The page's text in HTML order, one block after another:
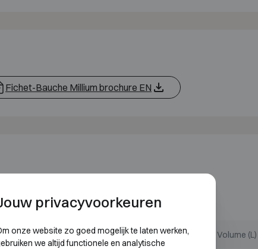
Fichet-Bauche Millium brochure EN
(mm) Binnenmaten (mm) Volume (L)
privacyvoorkeuren
onze website zo goed mogelijk te laten werken,
we altijd functionele en analytische